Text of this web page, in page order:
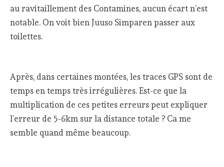
au ravitaillement des Contamines, aucun écart n’est
notable. On voit bien Juuso Simparen passer aux
toilettes.
Après, dans certaines montées, les traces GPS sont de
temps en temps très irrégulières. Est-ce que la
multiplication de ces petites erreurs peut expliquer
l’erreur de 5-6km sur la distance totale ? Ca me
semble quand même beaucoup.